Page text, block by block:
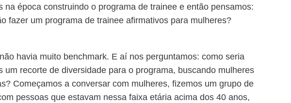
na época construindo o programa de trainee e então pensamos:
fazer um programa de trainee afirmativos para mulheres?
havia muito benchmark. E aí nos perguntamos: como seria
um recorte de diversidade para o programa, buscando mulheres
Começamos a conversar com mulheres, fizemos um grupo de
pessoas que estavam nessa faixa etária acima dos 40 anos,